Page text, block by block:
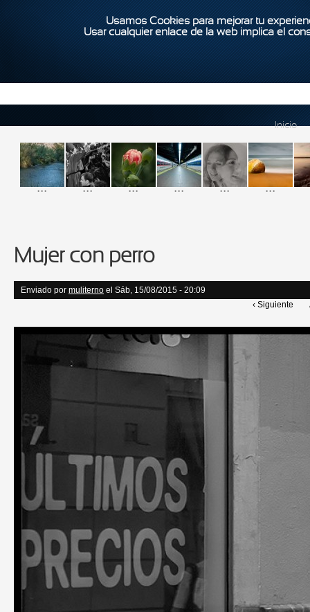
Usamos Cookies para mejorar tu
Usar cualquier enlace de la web implica el
Inicio
... ... ... ... ... ...
Mujer con perro
Enviado por muliterno el Sáb, 15/08/2015 - 20:09
‹ Siguiente